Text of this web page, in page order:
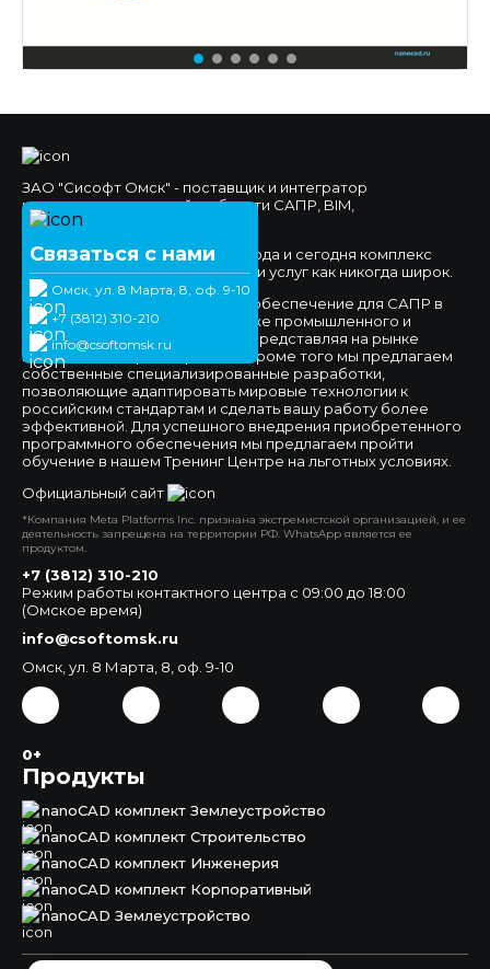
Связаться с нами
Омск, ул. 8 Марта, 8, оф. 9-10
+7 (3812) 310-210
info@csoftomsk.ru
ЗАО "Сисофт Омск" - поставщик и интегратор
комплексных решений в области САПР, BIM,
Документооборота.
Мы работаем на рынке с 1994 года и сегодня комплекс
предлагаемых нами продуктов и услуг как никогда широк.
Мы предлагаем программное обеспечение для САПР в
сфере машиностроения, а также промышленного и
гражданского строительства, представляя на рынке
ведущих вендоров отраслей. Кроме того мы предлагаем
собственные специализированные разработки,
позволяющие адаптировать мировые технологии к
российским стандартам и сделать вашу работу более
эффективной. Для успешного внедрения приобретенного
программного обеспечения мы предлагаем пройти
обучение в нашем Тренинг Центре на льготных условиях.
Официальный сайт
*Компания Meta Platforms Inc. признана экстремистской организацией, и ее
деятельность запрещена на территории РФ. WhatsApp является ее
продуктом.
Продукты
nanoCAD комплект Землеустройство
nanoCAD комплект Строительство
nanoCAD комплект Инженерия
nanoCAD комплект Корпоративный
nanoCAD Землеустройство
+7 (3812) 310-210
Режим работы контактного центра с 09:00 до 18:00
(Омское время)
info@csoftomsk.ru
Омск, ул. 8 Марта, 8, оф. 9-10
0+